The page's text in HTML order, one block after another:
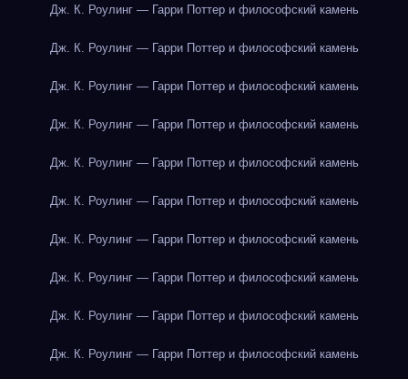
Дж. К. Роулинг — Гарри Поттер и философский камень
Дж. К. Роулинг — Гарри Поттер и философский камень
Дж. К. Роулинг — Гарри Поттер и философский камень
Дж. К. Роулинг — Гарри Поттер и философский камень
Дж. К. Роулинг — Гарри Поттер и философский камень
Дж. К. Роулинг — Гарри Поттер и философский камень
Дж. К. Роулинг — Гарри Поттер и философский камень
Дж. К. Роулинг — Гарри Поттер и философский камень
Дж. К. Роулинг — Гарри Поттер и философский камень
Дж. К. Роулинг — Гарри Поттер и философский камень